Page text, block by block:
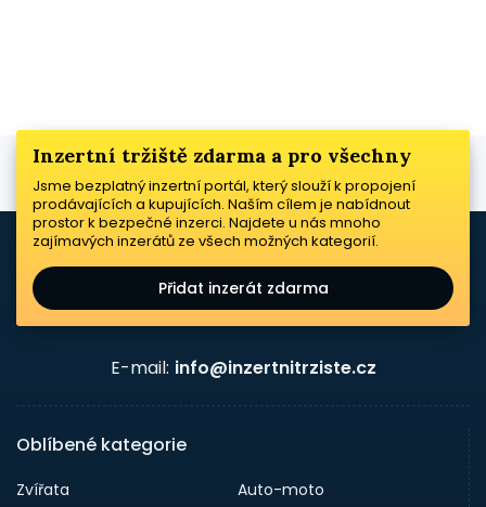
Inzertní tržiště zdarma a pro všechny
Jsme bezplatný inzertní portál, který slouží k propojení
prodávajících a kupujících. Naším cílem je nabídnout
prostor k bezpečné inzerci. Najdete u nás mnoho
zajímavých inzerátů ze všech možných kategorií.
Přidat inzerát zdarma
E-mail: info@inzertnitrziste.cz
Oblíbené kategorie
Zvířata
Auto-moto